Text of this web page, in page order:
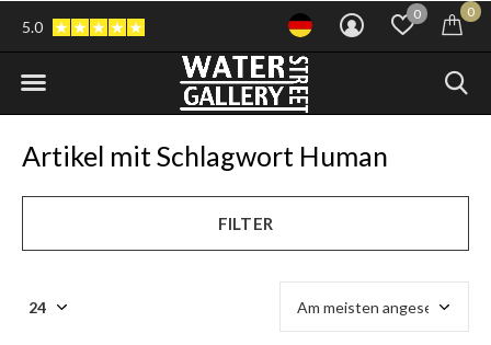
0 0
5.0
Artikel mit Schlagwort Human
FILTER